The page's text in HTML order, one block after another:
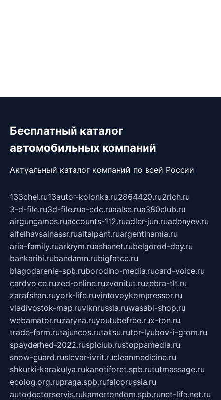
Бесплатный каталог
автомобильных компаний
Актуальный каталог компаний по всей России
133chel.ru13autor-kolonka.ru2864420.ru2rich.ru
3-d-file.ru3d-file.rua-cdc.ruaalse.rua380club.ru
airgungames.ruaccounts-112.ruadler-jun.ruadonyev.ru
alfeihavsalnassr.rualtaipant.ruargentinamia.ru
aria-family.ruarkrym.ruashanet.rubelgorod-day.ru
bankaribi.rubandamn.rubigfatcc.ru
blagodarenie-spb.ruborodino-media.rucard-voice.ru
cardvoice.ruzed-online.ruzvonitut.ruzebra-tlt.ru
zarafshan.ruyork-life.ruvintovoykompressor.ru
vladivostok-map.ruvlknrussia.ruwasabi-shop.ru
webamator.ruzaryna.ruyoutubefree.rux-ton.ru
trade-farm.rutajuncos.rutaksu.rutor-lyubov-i-grom.ru
spayderhed-2022.rusplclub.rustoppamedia.ru
snow-guard.ruslovar-ivrit.rucleanmedicine.ru
shkurki-karakulya.rukanotiforet.spb.rututmassage.ru
ecolog.org.rupraga.spb.rufalcorussia.ru
autodoctorservis.rukamertondom.spb.runet-life.net.ru